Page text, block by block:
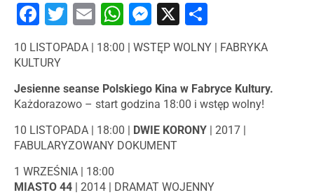
Facebook
Twitter
EmailWhatsApp
Messenger
X
10 LISTOPADA | 18:00 | WSTĘP WOLNY | FABRYKA
KULTURY
Jesienne seanse Polskiego Kina w Fabryce Kultury.
Każdorazowo – start godzina 18:00 i wstęp wolny!
10 LISTOPADA | 18:00 |
DWIE KORONY | 2017 |
FABULARYZOWANY DOKUMENT
1 WRZEŚNIA | 18:00
MIASTO 44
| 2014 | DRAMAT WOJENNY